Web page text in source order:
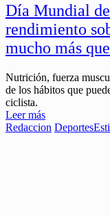
Día Mundial
rendimiento
mucho más
Nutrición, fuerza
de los hábitos que
ciclista.
Leer más
Redaccion Deportes